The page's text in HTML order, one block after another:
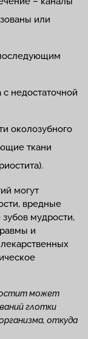
или
недостаточной
околозубного
ткани
могут
вредные
мудрости,
и
может
глотки
откуда